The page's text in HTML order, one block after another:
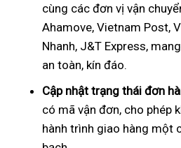
cùng các đơn vị vận
Ahamove, Vietnam Post,
Nhanh, J&T Express,
an toàn, kín đáo.
Cập nhật trạng thái đơn
có mã vận đơn, cho phép
hành trình giao hàng một